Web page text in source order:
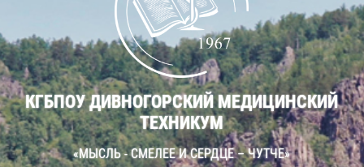
КГБПОУ ДИВНОГОРСКИЙ МЕДИЦИНСКИЙ
ТЕХНИКУМ
«МЫСЛЬ - СМЕЛЕЕ И СЕРДЦЕ – ЧУТЧЕ»